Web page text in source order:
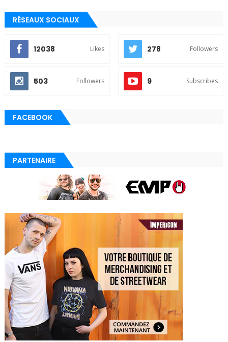
RÉSEAUX SOCIAUX
12038 Likes 278 Followers
503 Followers 9 Subscribes
FACEBOOK
PARTENAIRE